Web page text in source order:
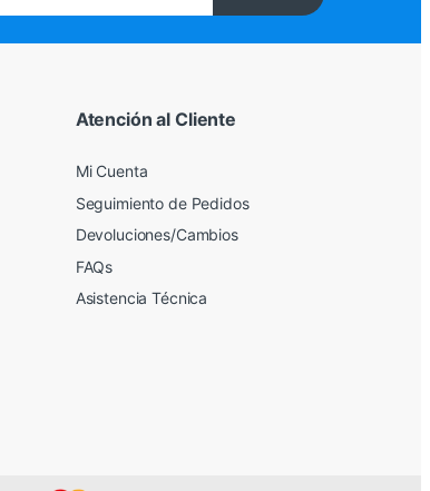
Atención al Cliente
Mi Cuenta
Seguimiento de Pedidos
Devoluciones/Cambios
FAQs
Asistencia Técnica